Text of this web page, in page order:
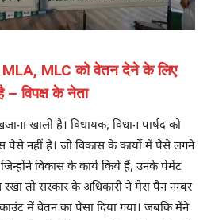
MLA, MLC को वेतन देने के लिए
विपक्ष के नेता
खाली है। विधायक, विधान पार्षद को
नहीं है। जो विकास के कार्यों में पैसे लगने
विकास के कार्य किये हैं, उनके पेमेंट
तो सरकार के अधिकारी ने मेरा पैन नम्बर
में वेतन का पैसा दिया गया। जबकि मैंने